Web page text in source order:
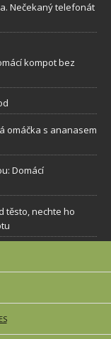
Nečekaný telefonát
kompot bez
omáčka s ananasem
Domácí
těsto, nechte ho